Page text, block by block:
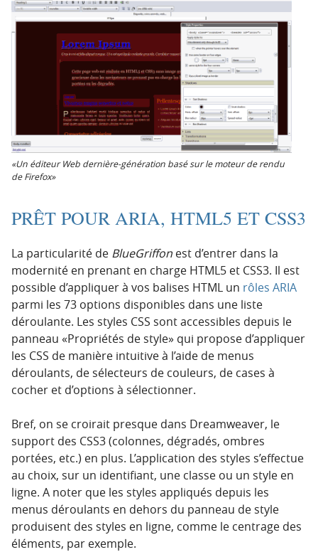
«Un éditeur Web dernière-génération basé sur le moteur de rendu
de Firefox»
PRÊT POUR ARIA, HTML5 ET CSS3
La particularité de BlueGriffon est d’entrer dans la
modernité en prenant en charge HTML5 et CSS3. Il est
possible d’appliquer à vos balises HTML un rôles ARIA
parmi les 73 options disponibles dans une liste
déroulante. Les styles CSS sont accessibles depuis le
panneau «Propriétés de style» qui propose d’appliquer
les CSS de manière intuitive à l’aide de menus
déroulants, de sélecteurs de couleurs, de cases à
cocher et d’options à sélectionner.
Bref, on se croirait presque dans Dreamweaver, le
support des CSS3 (colonnes, dégradés, ombres
portées, etc.) en plus. L’application des styles s’effectue
au choix, sur un identifiant, une classe ou un style en
ligne. A noter que les styles appliqués depuis les
menus déroulants en dehors du panneau de style
produisent des styles en ligne, comme le centrage des
éléments, par exemple.